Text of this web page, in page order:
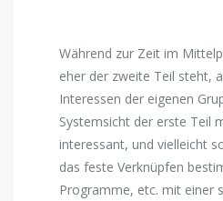
Während zur Zeit im
eher der zweite Teil steht,
Interessen der eigenen
Systemsicht der erste Teil
interessant, und vielleicht
das feste Verknüpfen
Programme, etc. mit einer